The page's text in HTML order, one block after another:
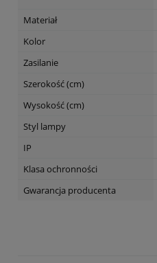
Materiał
Kolor
Zasilanie
Szerokość (cm)
Wysokość (cm)
Styl lampy
IP
Klasa ochronności
Gwarancja producenta